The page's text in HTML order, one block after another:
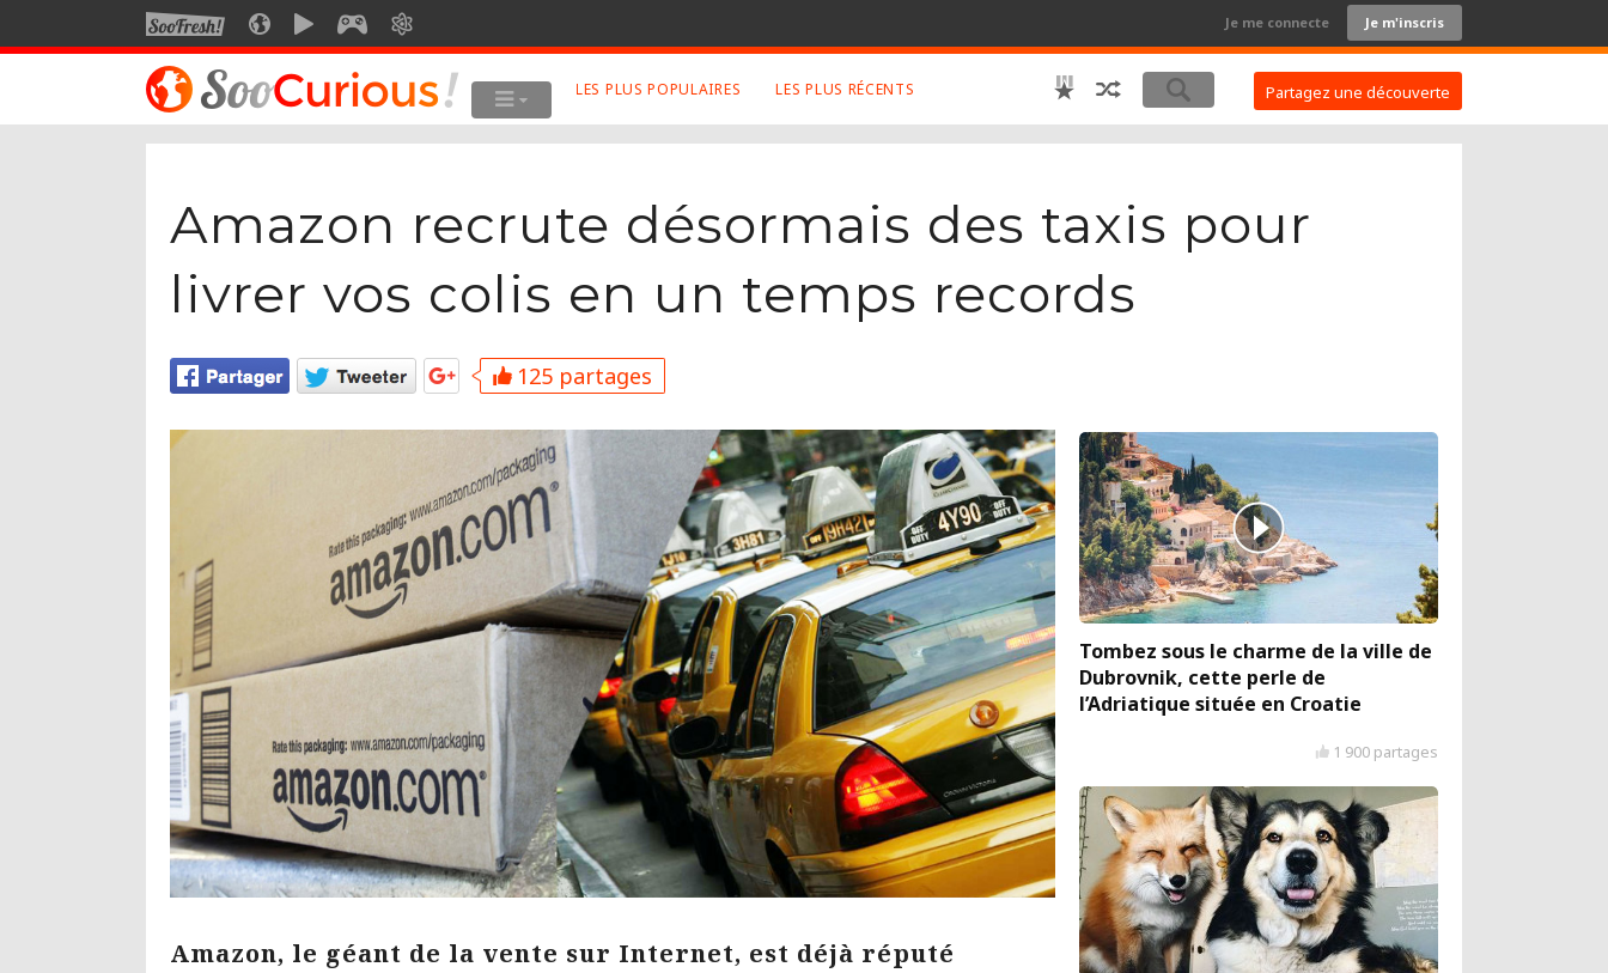
SOOFRESHSOOCURIOUSSOOMOTIONSOOGEEK Je me connecte Je m'inscris
Voyage
Style de vie
Art
Robot
Cinema
Twitter
Mentions Légales
LES PLUS POPULAIRES LES PLUS RÉCENTS Partagez une découverte
Amazon recrute désormais des taxis pour
livrer vos colis en un temps records
125 partages
Amazon, le géant de la vente sur Internet, est déjà réputé
Tombez sous le charme de la ville de
Dubrovnik, cette perle de
l’Adriatique située en Croatie
1 900 partages